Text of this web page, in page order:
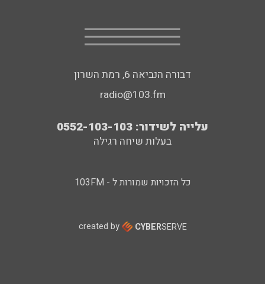
דבורה הנביאה 6, רמת השרון
radio@103.fm
עלייה לשידור: 0552-103-103
בעלות שיחה רגילה
כל הזכויות שמורות ל - 103FM
created by CYBERSERVE